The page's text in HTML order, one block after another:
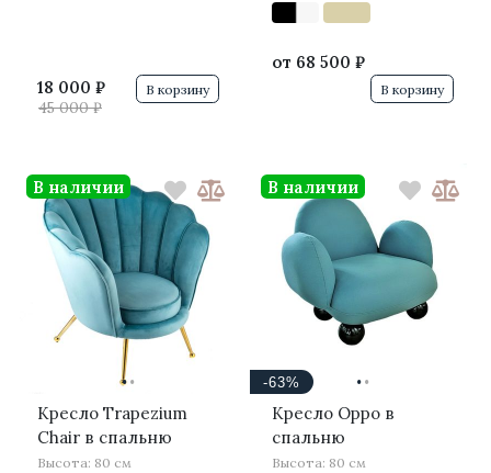
18 000 ₽
45 000 ₽
В корзину
от 68 500 ₽
В корзину
··
Кресло Trapezium
Chair в спальню
Высота: 80 см
В наличии
··
-63%
Кресло Oppo в
спальню
Высота: 80 см
В наличии